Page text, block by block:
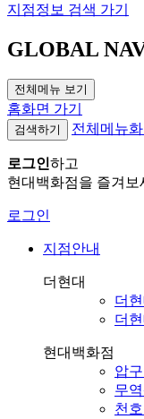
지점정보 검색 가기
GLOBAL
전체메뉴 보기
홈화면 가기
검색하기 전체메뉴화
로그인하고
현대백화점을 즐겨보
로그인
지점안내
더현대
더
더
현대백화점
압
무
천